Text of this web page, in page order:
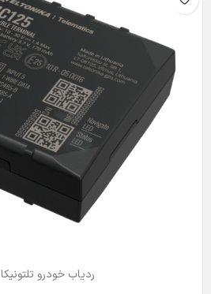
ردیاب خودرو تلتونیکا FMC125